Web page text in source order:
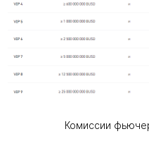
Комиссии